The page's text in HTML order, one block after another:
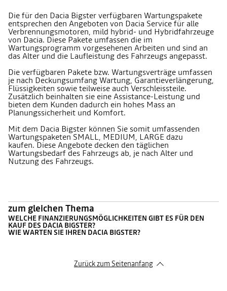
Die für den Dacia Bigster verfügbaren Wartungspakete
entsprechen den Angeboten von Dacia Service für alle
Verbrennungsmotoren, mild hybrid- und Hybridfahrzeuge
von Dacia. Diese Pakete umfassen die im
Wartungsprogramm vorgesehenen Arbeiten und sind an
das Alter und die Laufleistung des Fahrzeugs angepasst.
Die verfügbaren Pakete bzw. Wartungsverträge umfassen
je nach Deckungsumfang Wartung, Garantieverlängerung,
Flüssigkeiten sowie teilweise auch Verschleissteile.
Zusätzlich beinhalten sie eine Assistance-Leistung und
bieten dem Kunden dadurch ein hohes Mass an
Planungssicherheit und Komfort.
Mit dem Dacia Bigster können Sie somit umfassenden
Wartungspaketen SMALL, MEDIUM, LARGE dazu
kaufen. Diese Angebote decken den täglichen
Wartungsbedarf des Fahrzeugs ab, je nach Alter und
Nutzung des Fahrzeugs.
zum gleichen Thema
WELCHE FINANZIERUNGSMÖGLICHKEITEN GIBT ES FÜR DEN
KAUF DES DACIA BIGSTER?
WIE WARTEN SIE IHREN DACIA BIGSTER?
Zurück zum Seitenanfang